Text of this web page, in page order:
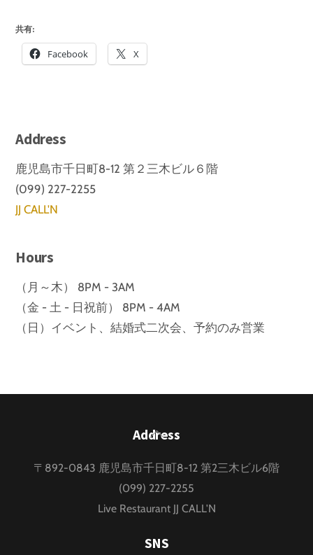
共有:
Facebook X
Address
鹿児島市千日町8-12 第２三木ビル６階
(099) 227-2255
JJ CALL'N
Hours
（月～木） 8PM - 3AM
（金 - 土 - 日祝前） 8PM - 4AM
（日）イベント、結婚式二次会、予約のみ営業
Back
Top
Address
〒892-0843 鹿児島市千日町8-12 第2三木ビル6階
(099) 227-2255
Live Restaurant JJ CALL'N
SNS